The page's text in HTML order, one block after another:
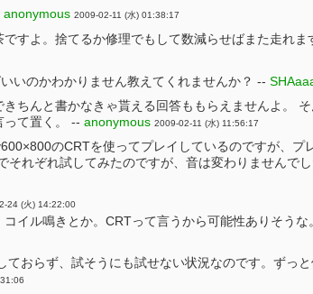
anonymous 2009-02-11 (水) 01:38:17
すよ。捨てるか修理でもして数減らせばまた走れま
いのかわかりません教えてくれませんか？ --
ちんと書かなきゃ貰える回答ももらえませんよ。
って置く。 -- anonymous 2009-02-11 (水) 11:56:17
のCRTを使ってプレイしているのですが、プ
れぞれ試してみたのですが、音は変わりませんで
24 (火) 14:22:00
イル鳴きとか。CRTって言うから可能性ありそう
おらず、試そうにも試せない状況なのです。ずっと